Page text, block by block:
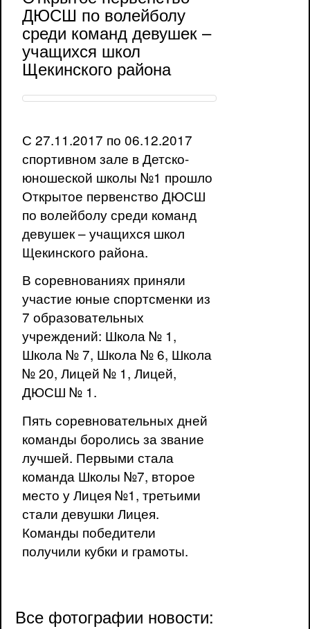
ДЮСШ по волейболу
среди команд девушек –
учащихся школ
Щекинского района
С 27.11.2017 по 06.12.2017
спортивном зале в Детско-
юношеской школы №1 прошло
Открытое первенство ДЮСШ
по волейболу среди команд
девушек – учащихся школ
Щекинского района.
В соревнованиях приняли
участие юные спортсменки из
7 образовательных
учреждений: Школа № 1,
Школа № 7, Школа № 6, Школа
№ 20, Лицей № 1, Лицей,
ДЮСШ № 1.
Пять соревновательных дней
команды боролись за звание
лучшей. Первыми стала
команда Школы №7, второе
место у Лицея №1, третьими
стали девушки Лицея.
Команды победители
получили кубки и грамоты.
Все фотографии новости: